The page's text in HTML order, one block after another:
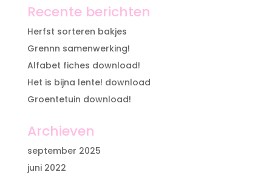
Recente berichten
Herfst sorteren bakjes
Grennn samenwerking!
Alfabet fiches download!
Het is bijna lente! download
Groentetuin download!
Archieven
september 2025
juni 2022